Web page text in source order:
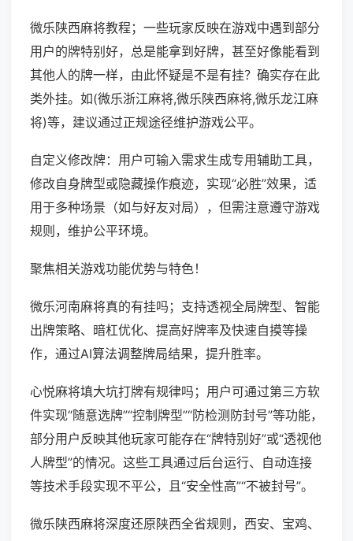
微乐陕西麻将教程；一些玩家反映在游戏中遇到部分
用户的牌特别好，总是能拿到好牌，甚至好像能看到
其他人的牌一样，由此怀疑是不是有挂？确实存在此
类外挂。如(微乐浙江麻将,微乐陕西麻将,微乐龙江麻
将)等，建议通过正规途径维护游戏公平。
自定义修改牌：用户可输入需求生成专用辅助工具，
修改自身牌型或隐藏操作痕迹，实现“必胜”效果，适
用于多种场景（如与好友对局），但需注意遵守游戏
规则，维护公平环境。
聚焦相关游戏功能优势与特色！
微乐河南麻将真的有挂吗；支持透视全局牌型、智能
出牌策略、暗杠优化、提高好牌率及快速自摸等操
作，通过AI算法调整牌局结果，提升胜率。
心悦麻将填大坑打牌有规律吗；用户可通过第三方软
件实现“随意选牌”“控制牌型”“防检测防封号”等功能，
部分用户反映其他玩家可能存在“牌特别好”或“透视他
人牌型”的情况。这些工具通过后台运行、自动连接
等技术手段实现不平公，且“安全性高”“不被封号”。
微乐陕西麻将深度还原陕西全省规则，西安、宝鸡、